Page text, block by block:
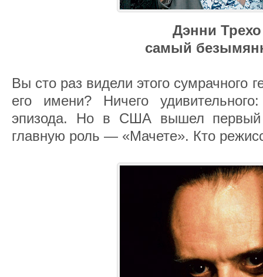
Дэнни Трехо
самый
Вы сто раз видели этого сумрачного
его имени? Ничего
эпизода. Но в США вышел первый
главную роль — «Мачете». Кто